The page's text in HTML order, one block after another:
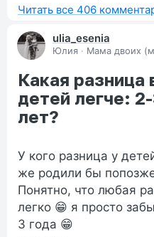
Читать все 406
ulia_esenia
Юлия · Мама двоих
Какая разница
детей легче:
лет?
У кого разница у
же родили бы
Понятно, что любая
легко 😁 я просто
3 года 😁